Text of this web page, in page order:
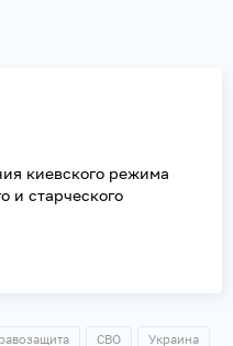
киевского режима
и старческого
СВО Украина